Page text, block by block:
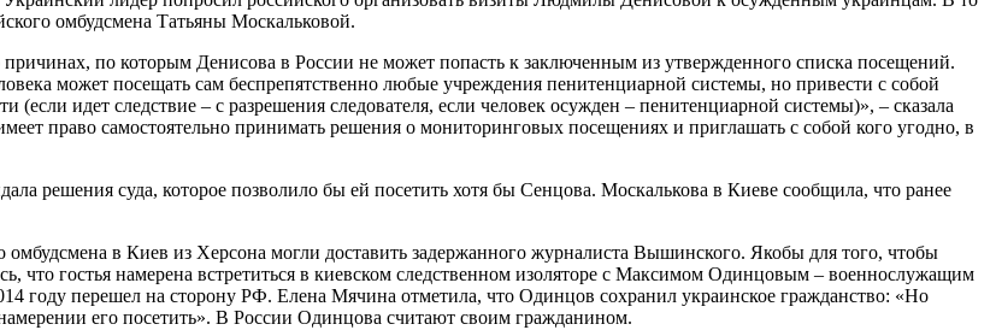
омбудсмена Татьяны Москальковой.
по которым Денисова в России не может попасть к заключенным из утвержденного списка посещений.
может посещать сам беспрепятственно любые учреждения пенитенциарной системы, но привести с собой
(если идет следствие – с разрешения следователя, если человек осужден – пенитенциарной системы)», – сказала
право самостоятельно принимать решения о мониторинговых посещениях и приглашать с собой кого угодно, в
решения суда, которое позволило бы ей посетить хотя бы Сенцова. Москалькова в Киеве сообщила, что ранее
омбудсмена в Киев из Херсона могли доставить задержанного журналиста Вышинского. Якобы для того, чтобы
что гостья намерена встретиться в киевском следственном изоляторе с Максимом Одинцовым – военнослужащим
году перешел на сторону РФ. Елена Мячина отметила, что Одинцов сохранил украинское гражданство: «Но
его посетить». В России Одинцова считают своим гражданином.